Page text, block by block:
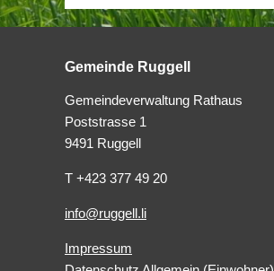
Gemeinde Ruggell
Gemeindeverwaltung Rathaus
Poststrasse 1
9491 Ruggell
T +423 377 49 20
info@ruggell.li
Impressum